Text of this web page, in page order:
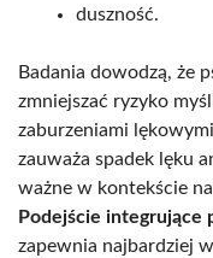
duszność.
Badania dowodzą, że
zmniejszać ryzyko
zaburzeniami
zauważa spadek lęku
ważne w kontekście
Podejście integrujące
zapewnia najbardziej